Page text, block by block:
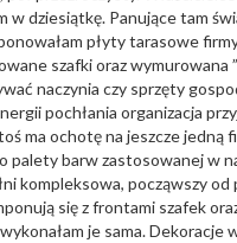
w dziesiątkę. Panujące tam
płyty tarasowe
szafki oraz
naczynia czy sprzęty
pochłania organizacja
ma ochotę na jeszcze
barw zastosowanej w
kompleksowa, począwszy
się z frontami szafek
je sama.